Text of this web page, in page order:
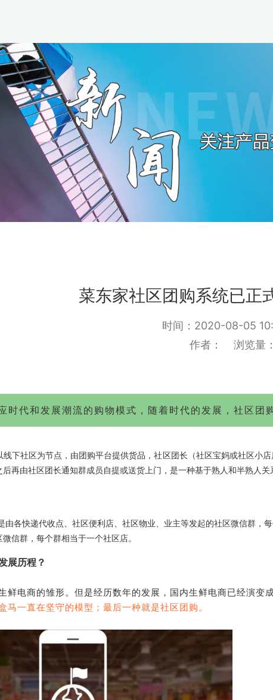
菜东家社区团购系统已正
时间：2020-08-05
作者：
浏览量
时代和发展潮流的购物模式，随着时代的发展，社区团
下社区为节点，由团购平台提供货品，社区团长（社区宝妈或社区小
再由社区团长通知群成员自提或送货上门，是一种基于熟人和半熟人关
由各快递代收点、社区便利店、社区物业、业主等发起的社区微信群
信群，每个群相当于一个社区店。
展历程？
鲜电商的雏形。但是经历数年的发展，国内生鲜电商已经演变
马一直在坚守的模型；最后一种就是社区团购。